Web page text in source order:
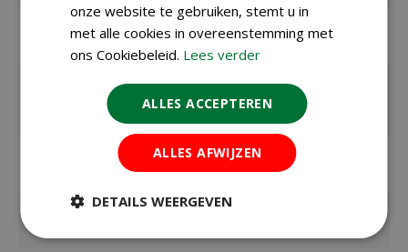
Zaaien onder
glas / binnen
april t/m juli
juni t/m juli
oktober t/m februari
Kiemduur in ca. 14 dagen
onze website te gebruiken, stemt u in
met alle cookies in overeenstemming met
ons Cookiebeleid. Lees verder
ALLES ACCEPTEREN
ALLES AFWIJZEN
DETAILS WEERGEVEN